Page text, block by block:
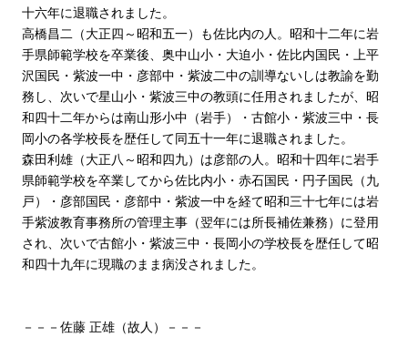
十六年に退職されました。
高橋昌二（大正四～昭和五一）も佐比内の人。昭和十二年に岩
手県師範学校を卒業後、奥中山小・大迫小・佐比内国民・上平
沢国民・紫波一中・彦部中・紫波二中の訓導ないしは教諭を勤
務し、次いで星山小・紫波三中の教頭に任用されましたが、昭
和四十二年からは南山形小中（岩手）・古館小・紫波三中・長
岡小の各学校長を歴任して同五十一年に退職されました。
森田利雄（大正八～昭和四九）は彦部の人。昭和十四年に岩手
県師範学校を卒業してから佐比内小・赤石国民・円子国民（九
戸）・彦部国民・彦部中・紫波一中を経て昭和三十七年には岩
手紫波教育事務所の管理主事（翌年には所長補佐兼務）に登用
され、次いで古館小・紫波三中・長岡小の学校長を歴任して昭
和四十九年に現職のまま病没されました。
－－－佐藤 正雄（故人）－－－